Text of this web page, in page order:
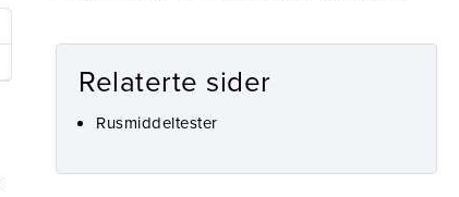
Relaterte sider
Rusmiddeltester